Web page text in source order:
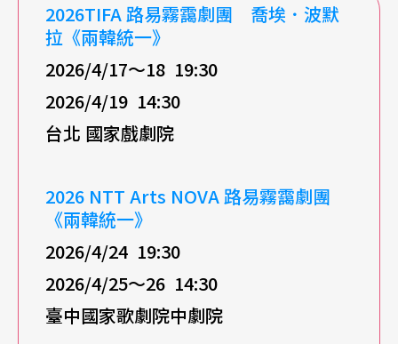
2026TIFA 路易霧靄劇團 喬埃．波默
拉《兩韓統一》
2026/4/17～18 19:30
2026/4/19 14:30
台北 國家戲劇院
2026 NTT Arts NOVA 路易霧靄劇團
《兩韓統一》
2026/4/24 19:30
2026/4/25～26 14:30
臺中國家歌劇院中劇院